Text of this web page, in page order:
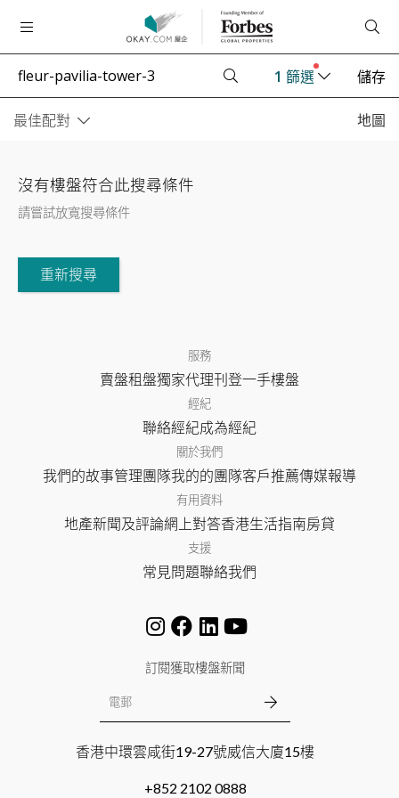
1 篩選 儲存
最佳配對 地圖
沒有樓盤符合此搜尋條件
請嘗試放寬搜尋條件
重新搜尋
服務
賣盤租盤獨家代理刊登一手樓盤
經紀
聯絡經紀成為經紀
關於我們
我們的故事管理團隊我的的團隊客戶推薦傳媒報導
有用資料
地產新聞及評論網上對答香港生活指南房貸
支援
常見問題聯絡我們
訂閱獲取樓盤新聞
香港中環雲咸街19-27號威信大廈15樓
+852 2102 0888